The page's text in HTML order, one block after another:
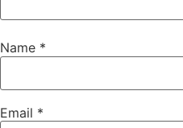
Name *
Email *